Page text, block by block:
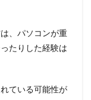
、パソコンが重
たりした経験は
ている可能性が